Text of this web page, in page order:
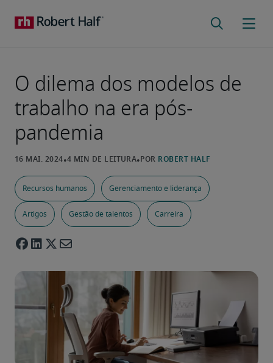
O dilema dos modelos de
trabalho na era pós-
pandemia
Recursos humanos Gerenciamento e liderança
Artigos Gestão de talentos Carreira